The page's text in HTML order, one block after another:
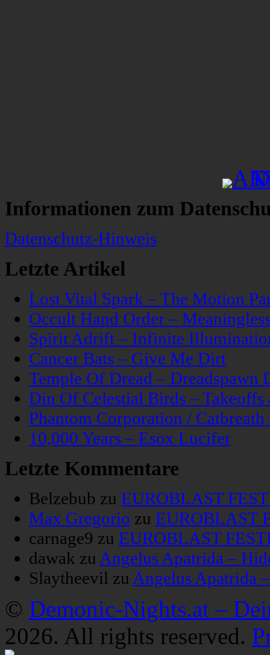
Informationen zum
Datenschutz-Hinweis
Letzte Artikel
Lost Vital Spark – The Motion
Occult Hand Order –
Spirit Adrift – Infinite
Cancer Bats – Give Me Dirt
Temple Of Dread – Dreadspawn
Din Of Celestial Birds –
Phantom Corporation /
10,000 Years – Esox Lucifer
Letzte Kommentare
Belzebub zu EUROBLAST
Max Gregorio zu EUROBLAST
carnage9 zu EUROBLAST
dawak zu Angelus Apatrida –
Slaytheevil zu Angelus Apatrida
© Demonic-Nights.at –
2026. All rights reserved.